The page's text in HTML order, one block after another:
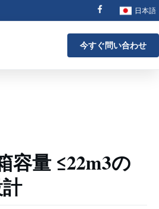
日本語
今すぐ問い合わせ
容量 ≤22m3の